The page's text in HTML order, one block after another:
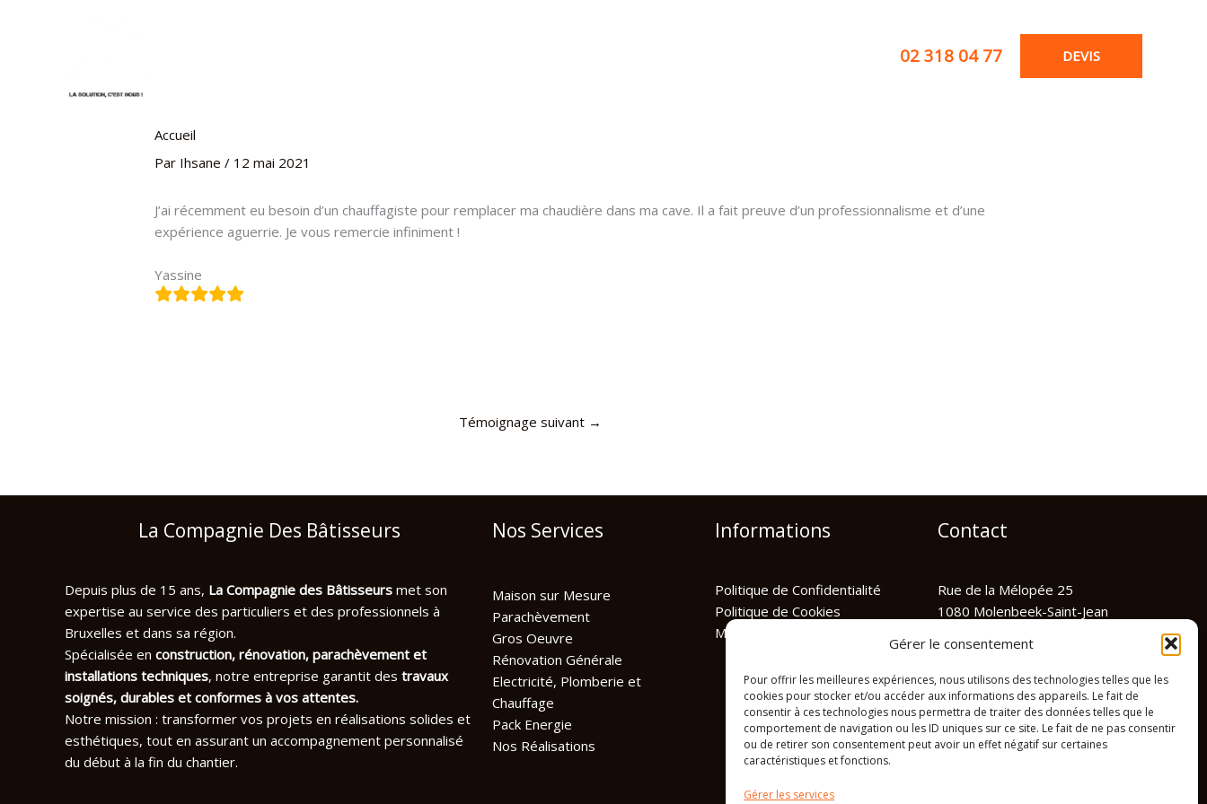
Gérer le consentement
Pour offrir les meilleures expériences, nous utilisons des technologies telles que les
cookies pour stocker et/ou accéder aux informations des appareils. Le fait de
consentir à ces technologies nous permettra de traiter des données telles que le
comportement de navigation ou les ID uniques sur ce site. Le fait de ne pas consentir
ou de retirer son consentement peut avoir un effet négatif sur certaines
caractéristiques et fonctions.
Gérer les services
02 318 04 77 DEVIS
Accueil
Par Ihsane/ 12 mai 2021
J’ai récemment eu besoin d’un chauffagiste pour remplacer ma chaudière dans ma cave. Il a fait preuve d’un professionnalisme et d’une
expérience aguerrie. Je vous remercie infiniment !
Yassine
Témoignage suivant →
La Compagnie Des Bâtisseurs
Depuis plus de 15 ans, La Compagnie des Bâtisseurs met son
expertise au service des particuliers et des professionnels à
Bruxelles et dans sa région.
Spécialisée en construction, rénovation, parachèvement et
installations techniques, notre entreprise garantit des travaux
soignés, durables et conformes à vos attentes.
Notre mission : transformer vos projets en réalisations solides et
esthétiques, tout en assurant un accompagnement personnalisé
du début à la fin du chantier.
Nos Services
Maison sur Mesure
Parachèvement
Gros Oeuvre
Rénovation Générale
Electricité, Plomberie et
Chauffage
Pack Energie
Nos Réalisations
Informations
Politique de Confidentialité
Politique de Cookies
Mentions Légales
Contact
Rue de la Mélopée 25
1080 Molenbeek-Saint-Jean
be
02 318 04 77
TVA : BE 0676.626.765